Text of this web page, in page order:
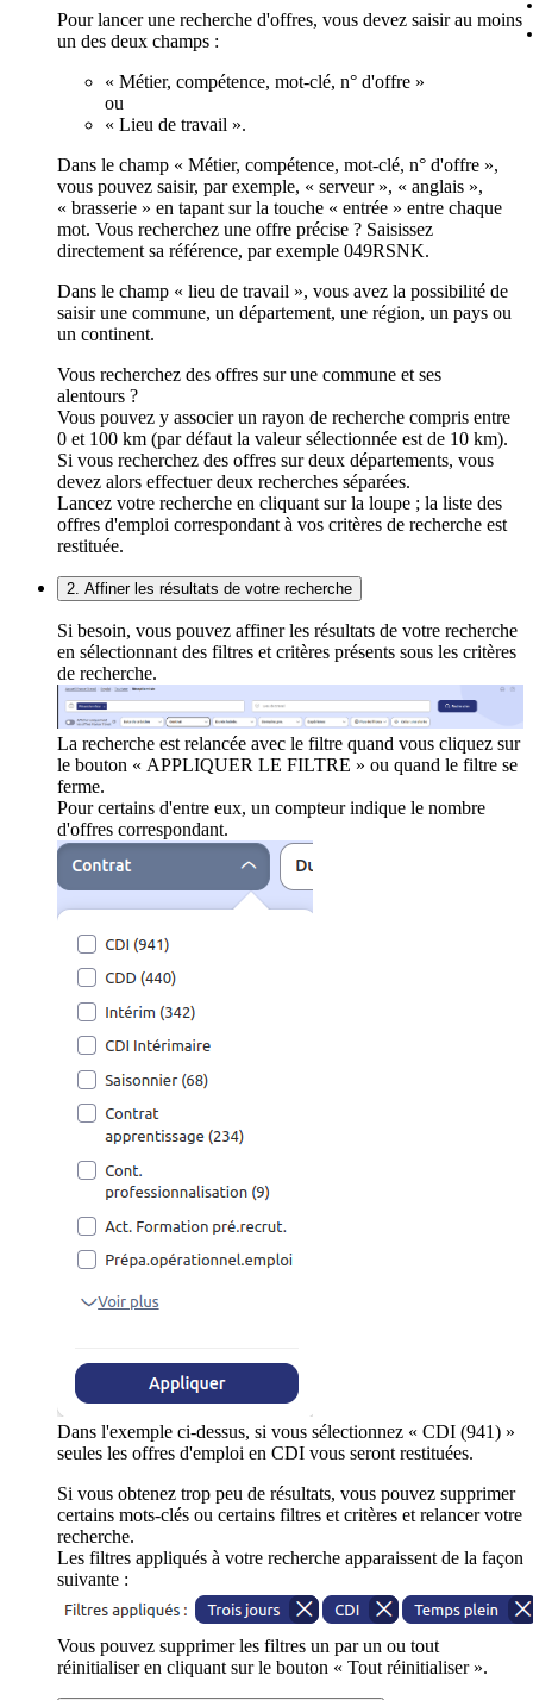
Pour lancer une recherche d'offres, vous devez saisir au moins
un des deux champs :
« Métier, compétence, mot-clé, n° d'offre »
ou
« Lieu de travail ».
Dans le champ « Métier, compétence, mot-clé, n° d'offre »,
vous pouvez saisir, par exemple, « serveur », « anglais »,
« brasserie » en tapant sur la touche « entrée » entre chaque
mot. Vous recherchez une offre précise ? Saisissez
directement sa référence, par exemple 049RSNK.
Dans le champ « lieu de travail », vous avez la possibilité de
saisir une commune, un département, une région, un pays ou
un continent.
Vous recherchez des offres sur une commune et ses
alentours ?
Vous pouvez y associer un rayon de recherche compris entre
0 et 100 km (par défaut la valeur sélectionnée est de 10 km).
Si vous recherchez des offres sur deux départements, vous
devez alors effectuer deux recherches séparées.
Lancez votre recherche en cliquant sur la loupe ; la liste des
offres d'emploi correspondant à vos critères de recherche est
restituée.
2. Affiner les résultats de votre recherche
Si besoin, vous pouvez affiner les résultats de votre recherche
en sélectionnant des filtres et critères présents sous les critères
de recherche.
La recherche est relancée avec le filtre quand vous cliquez sur
le bouton « APPLIQUER LE FILTRE » ou quand le filtre se
ferme.
Pour certains d'entre eux, un compteur indique le nombre
d'offres correspondant.
Dans l'exemple ci-dessus, si vous sélectionnez « CDI (941) »
seules les offres d'emploi en CDI vous seront restituées.
Si vous obtenez trop peu de résultats, vous pouvez supprimer
certains mots-clés ou certains filtres et critères et relancer votre
recherche.
Les filtres appliqués à votre recherche apparaissent de la façon
suivante :
Vous pouvez supprimer les filtres un par un ou tout
réinitialiser en cliquant sur le bouton « Tout réinitialiser ».